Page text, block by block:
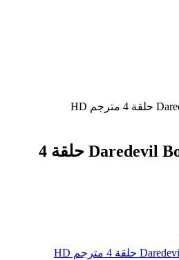
مسلسل Daredevil Born Again حلقة 4